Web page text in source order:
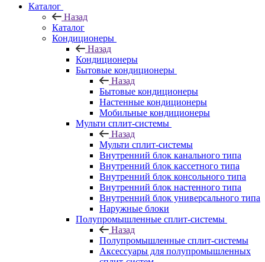
Каталог
Назад
Каталог
Кондиционеры
Назад
Кондиционеры
Бытовые кондиционеры
Назад
Бытовые кондиционеры
Настенные кондиционеры
Мобильные кондиционеры
Мульти сплит-системы
Назад
Мульти сплит-системы
Внутренний блок канального типа
Внутренний блок кассетного типа
Внутренний блок консольного типа
Внутренний блок настенного типа
Внутренний блок универсального типа
Наружные блоки
Полупромышленные сплит-системы
Назад
Полупромышленные сплит-системы
Аксессуары для полупромышленных